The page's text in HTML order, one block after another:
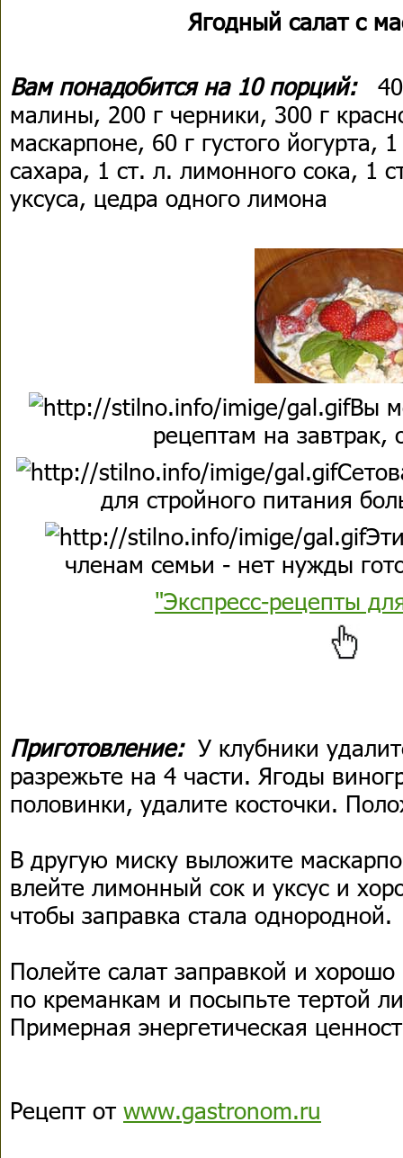
Ягодный салат с
Вам понадобится на 10 порций:
малины, 200 г черники, 300 г
маскарпоне, 60 г густого йогурта,
сахара, 1 ст. л. лимонного сока, 1
уксуса, цедра одного лимона
Вы
рецептам на завтрак,
для стройного питания
членам семьи - нет нужды
"Экспресс-рецепты
Приготовление:У клубники
разрежьте на 4 части. Ягоды
половинки, удалите косточки.
В другую миску выложите
влейте лимонный сок и уксус и
чтобы заправка стала однородной.
Полейте салат заправкой и
по креманкам и посыпьте тертой
Примерная энергетическая
Рецепт от www.gastronom.ru